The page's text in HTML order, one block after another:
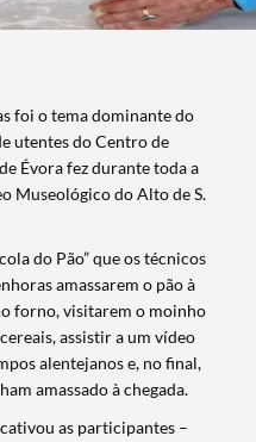
foi o tema dominante do
utentes do Centro de
Évora fez durante toda a
Museológico do Alto de S.
do Pão” que os técnicos
amassarem o pão à
forno, visitarem o moinho
assistir a um vídeo
alentejanos e, no final,
amassado à chegada.
as participantes –